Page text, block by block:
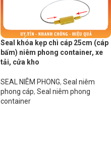
Seal khóa kẹp chì cáp 25cm (cáp
bấm) niêm phong container, xe
tải, cửa kho
SEAL NIÊM PHONG, Seal niêm
phong cáp, Seal niêm phong
container